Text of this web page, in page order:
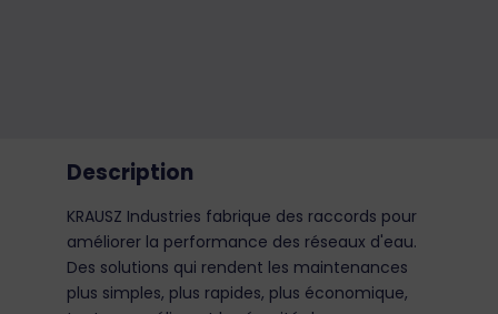
Description
KRAUSZ Industries fabrique des raccords pour
améliorer la performance des réseaux d'eau.
Des solutions qui rendent les maintenances
plus simples, plus rapides, plus économique,